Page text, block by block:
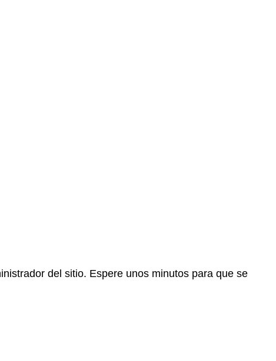
del sitio. Espere unos minutos para que se